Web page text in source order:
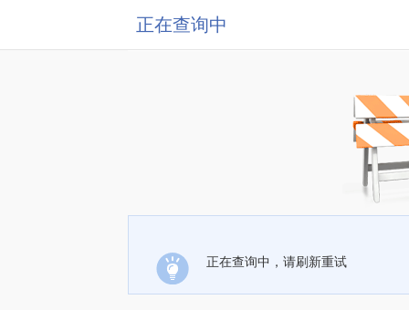
正在查询中
正在查询中，请刷新重试